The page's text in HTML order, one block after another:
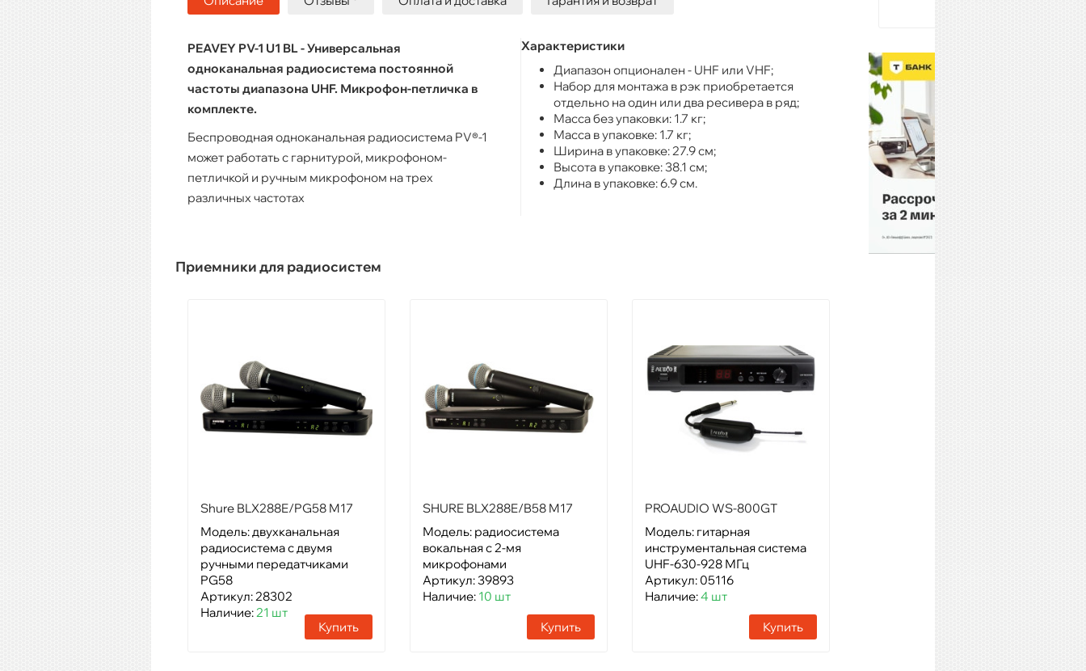
PEAVEY PV-1 U1 BL - Универсальная
одноканальная радиосистема постоянной
частоты диапазона UHF. Микрофон-петличка в
комплекте.
Беспроводная одноканальная радиосистема PV®-1
может работать с гарнитурой, микрофоном-
петличкой и ручным микрофоном на трех
различных частотах
Характеристики
Диапазон опционален - UHF или VHF;
Набор для монтажа в рэк приобретается
отдельно на один или два ресивера в ряд;
Масса без упаковки: 1.7 кг;
Масса в упаковке: 1.7 кг;
Ширина в упаковке: 27.9 см;
Высота в упаковке: 38.1 см;
Длина в упаковке: 6.9 см.
Приемники для радиосистем
Shure BLX288E/PG58 M17
Модель: двухканальная
радиосистема с двумя
ручными передатчиками
PG58
Артикул: 28302
Наличие:21 шт
Купить
SHURE BLX288E/B58 M17
Модель: радиосистема
вокальная с 2-мя
микрофонами
Артикул: 39893
Наличие: 10 шт
Купить
PROAUDIO WS-800GT
Модель: гитарная
инструментальная система
UHF-630-928 МГц
Артикул: 05116
Наличие:4 шт
Купить